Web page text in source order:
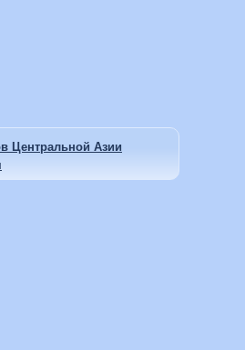
Центральной Азии